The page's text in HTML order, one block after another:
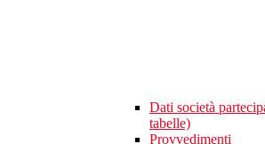
Dati società
tabelle)
Provvedimenti